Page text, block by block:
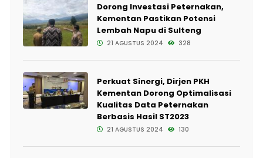
Dorong Investasi Peternakan,
Kementan Pastikan Potensi
Lembah Napu di Sulteng
21 AGUSTUS 2024 328
Perkuat Sinergi, Dirjen PKH
Kementan Dorong Optimalisasi
Kualitas Data Peternakan
Berbasis Hasil ST2023
21 AGUSTUS 2024 130